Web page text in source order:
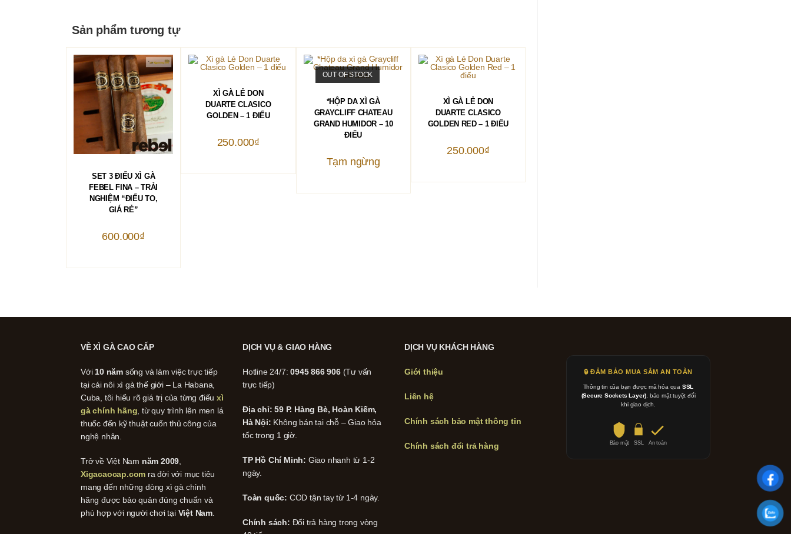
Sản phẩm tương tự
THÊM VÀO GIỎ HÀNG
SET 3 ĐIẾU XÌ GÀ
FEBEL FINA – TRẢI
NGHIỆM “ĐIẾU TO,
GIÁ RẺ”
600.000₫
THÊM VÀO GIỎ HÀNG
XÌ GÀ LẺ DON
DUARTE CLASICO
GOLDEN – 1 ĐIẾU
250.000₫
OUT OF STOCK
ĐỌC TIẾP
*HỘP DA XÌ GÀ
GRAYCLIFF CHATEAU
GRAND HUMIDOR – 10
ĐIẾU
Tạm ngừng
THÊM VÀO GIỎ HÀNG
XÌ GÀ LẺ DON
DUARTE CLASICO
GOLDEN RED – 1 ĐIẾU
250.000₫
VỀ XÌ GÀ CAO CẤP
Với 10 năm sống và làm việc trực tiếp
tại cái nôi xì gà thế giới – La Habana,
Cuba, tôi hiểu rõ giá trị của từng điếuxì
gà chính hãng , từ quy trình lên men lá
thuốc đến kỹ thuật cuốn thủ công của
nghệ nhân.
Trở về Việt Nam năm 2009
Xigacaocap.com ra đời với mục tiêu
mang đến những dòng xì gà chính
hãng được bảo quản đúng chuẩn và
phù hợp với người chơi tại Việt Nam
DỊCH VỤ & GIAO HÀNG
Hotline 24/7:0945 866 906(Tư vấn
trực tiếp)
Địa chỉ: 59 P. Hàng Bè, Hoàn Kiếm,
Hà Nội: Không bán tại chỗ – Giao hỏa
tốc trong 1 giờ.
TP Hồ Chí Minh: Giao nhanh từ 1-2
ngày.
Toàn quốc: COD tận tay từ 1-4 ngày.
Chính sách: Đổi trả hàng trong vòng
DỊCH VỤ KHÁCH HÀNG
Giới thiệu
Liên hệ
Chính sách bảo mật thông tin
Chính sách đổi trả hàng
🔒 ĐẢM BẢO MUA SẮM AN TOÀN
Thông tin của bạn được mã hóa qua SSL
(Secure Sockets Layer) , bảo mật tuyệt đối
khi giao dịch.
Bảo mật SSL An toàn